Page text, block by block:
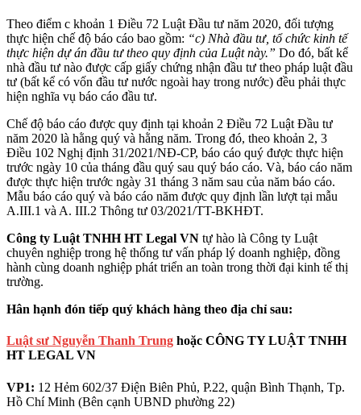
Theo điểm c khoản 1 Điều 72 Luật Đầu tư năm 2020, đối tượng
thực hiện chế độ báo cáo bao gồm: “c) Nhà đầu tư, tổ chức kinh tế
thực hiện dự án đầu tư theo quy định của Luật này.” Do đó, bất kể
nhà đầu tư nào được cấp giấy chứng nhận đầu tư theo pháp luật đầu
tư (bất kể có vốn đầu tư nước ngoài hay trong nước) đều phải thực
hiện nghĩa vụ báo cáo đầu tư.
Chế độ báo cáo được quy định tại khoản 2 Điều 72 Luật Đầu tư
năm 2020 là hằng quý và hằng năm. Trong đó, theo khoản 2, 3
Điều 102 Nghị định 31/2021/NĐ-CP, báo cáo quý được thực hiện
trước ngày 10 của tháng đầu quý sau quý báo cáo. Và, báo cáo năm
được thực hiện trước ngày 31 tháng 3 năm sau của năm báo cáo.
Mẫu báo cáo quý và báo cáo năm được quy định lần lượt tại mẫu
A.III.1 và A. III.2 Thông tư 03/2021/TT-BKHĐT.
Công ty Luật TNHHHT Legal VN tự hào là Công ty Luật
chuyên nghiệp trong hệ thống tư vấn pháp lý doanh nghiệp, đồng
hành cùng doanh nghiệp phát triển an toàn trong thời đại kinh tế thị
trường.
Hân hạnh đón tiếp quý khách hàng theo địa chỉ sau:
Luật sư Nguyễn Thanh Trung hoặc CÔNG TY LUẬT TNHH
HT LEGAL VN
VP1: 12 Hẻm 602/37 Điện Biên Phủ, P.22, quận Bình Thạnh, Tp.
Hồ Chí Minh (Bên cạnh UBND phường 22)